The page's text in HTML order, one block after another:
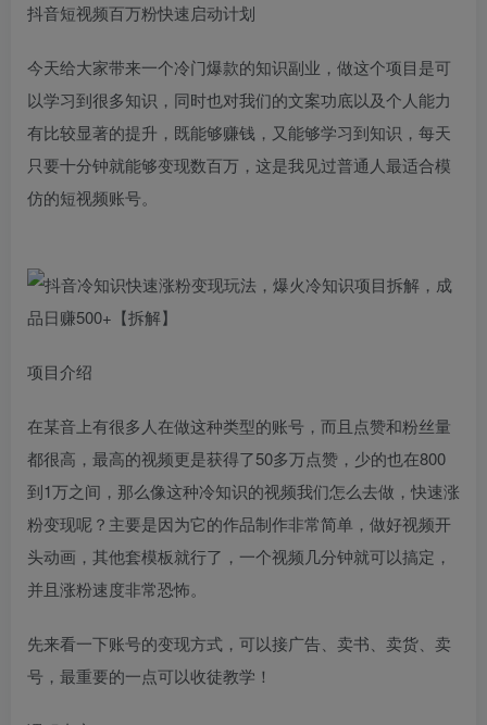
抖音短视频百万粉快速启动计划
今天给大家带来一个冷门爆款的知识副业，做这个项目是可
以学习到很多知识，同时也对我们的文案功底以及个人能力
有比较显著的提升，既能够赚钱，又能够学习到知识，每天
只要十分钟就能够变现数百万，这是我见过普通人最适合模
仿的短视频账号。
项目介绍
在某音上有很多人在做这种类型的账号，而且点赞和粉丝量
都很高，最高的视频更是获得了50多万点赞，少的也在800
到1万之间，那么像这种冷知识的视频我们怎么去做，快速涨
粉变现呢？主要是因为它的作品制作非常简单，做好视频开
头动画，其他套模板就行了，一个视频几分钟就可以搞定，
并且涨粉速度非常恐怖。
先来看一下账号的变现方式，可以接广告、卖书、卖货、卖
号，最重要的一点可以收徒教学！